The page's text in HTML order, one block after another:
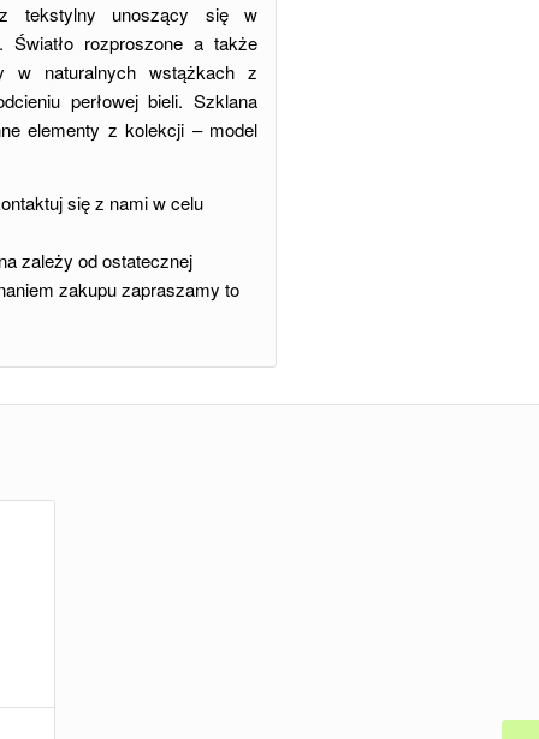
tekstylny unoszący się w
Światło rozproszone a także
w naturalnych wstążkach z
perłowej bieli. Szklana
elementy z kolekcji – model
się z nami w celu
zależy od ostatecznej
zakupu zapraszamy to